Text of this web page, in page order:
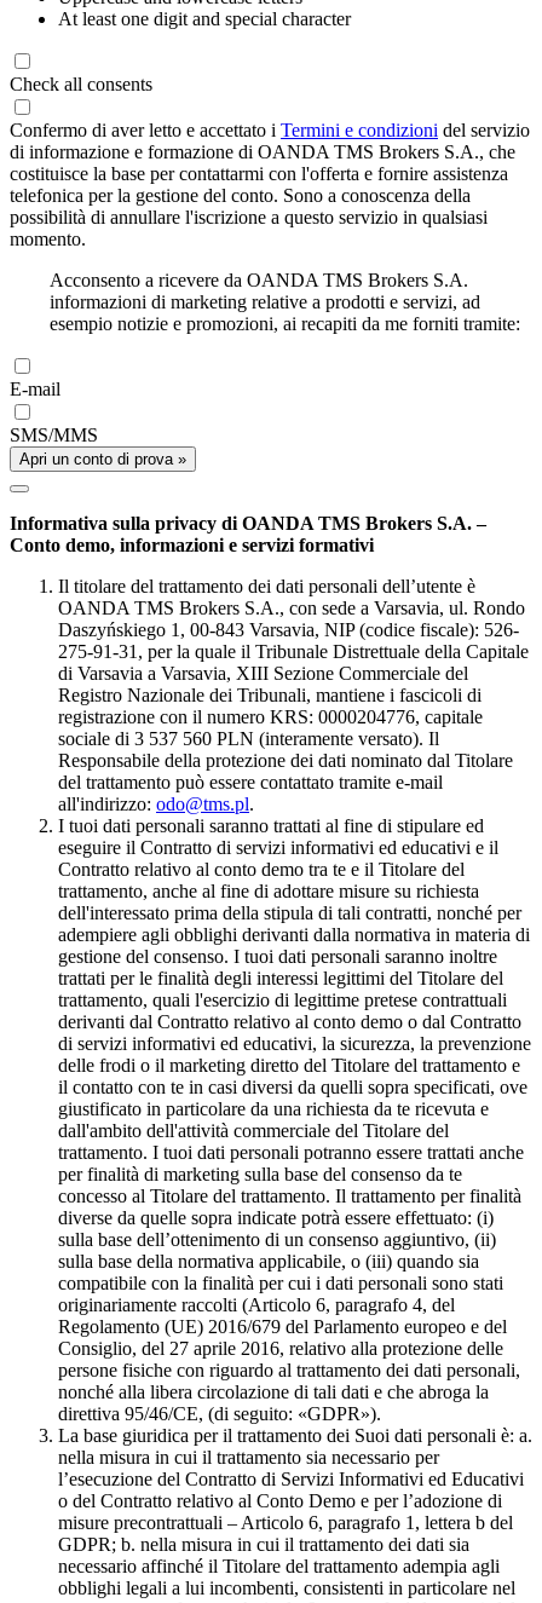
At least one digit and special character
Check all consents
Confermo di aver letto e accettato i Termini e condizioni del servizio
di informazione e formazione di OANDA TMS Brokers S.A., che
costituisce la base per contattarmi con l'offerta e fornire assistenza
telefonica per la gestione del conto. Sono a conoscenza della
possibilità di annullare l'iscrizione a questo servizio in qualsiasi
momento.
Acconsento a ricevere da OANDA TMS Brokers S.A.
informazioni di marketing relative a prodotti e servizi, ad
esempio notizie e promozioni, ai recapiti da me forniti tramite:
E-mail
SMS/MMS
Apri un conto di prova »
Informativa sulla privacy di OANDA TMS Brokers S.A. –
Conto demo, informazioni e servizi formativi
Il titolare del trattamento dei dati personali dell’utente è
OANDA TMS Brokers S.A., con sede a Varsavia, ul. Rondo
Daszyńskiego 1, 00-843 Varsavia, NIP (codice fiscale): 526-
275-91-31, per la quale il Tribunale Distrettuale della Capitale
di Varsavia a Varsavia, XIII Sezione Commerciale del
Registro Nazionale dei Tribunali, mantiene i fascicoli di
registrazione con il numero KRS: 0000204776, capitale
sociale di 3 537 560 PLN (interamente versato). Il
Responsabile della protezione dei dati nominato dal Titolare
del trattamento può essere contattato tramite e-mail
all'indirizzo: odo@tms.pl.
I tuoi dati personali saranno trattati al fine di stipulare ed
eseguire il Contratto di servizi informativi ed educativi e il
Contratto relativo al conto demo tra te e il Titolare del
trattamento, anche al fine di adottare misure su richiesta
dell'interessato prima della stipula di tali contratti, nonché per
adempiere agli obblighi derivanti dalla normativa in materia di
gestione del consenso. I tuoi dati personali saranno inoltre
trattati per le finalità degli interessi legittimi del Titolare del
trattamento, quali l'esercizio di legittime pretese contrattuali
derivanti dal Contratto relativo al conto demo o dal Contratto
di servizi informativi ed educativi, la sicurezza, la prevenzione
delle frodi o il marketing diretto del Titolare del trattamento e
il contatto con te in casi diversi da quelli sopra specificati, ove
giustificato in particolare da una richiesta da te ricevuta e
dall'ambito dell'attività commerciale del Titolare del
trattamento. I tuoi dati personali potranno essere trattati anche
per finalità di marketing sulla base del consenso da te
concesso al Titolare del trattamento. Il trattamento per finalità
diverse da quelle sopra indicate potrà essere effettuato: (i)
sulla base dell’ottenimento di un consenso aggiuntivo, (ii)
sulla base della normativa applicabile, o (iii) quando sia
compatibile con la finalità per cui i dati personali sono stati
originariamente raccolti (Articolo 6, paragrafo 4, del
Regolamento (UE) 2016/679 del Parlamento europeo e del
Consiglio, del 27 aprile 2016, relativo alla protezione delle
persone fisiche con riguardo al trattamento dei dati personali,
nonché alla libera circolazione di tali dati e che abroga la
direttiva 95/46/CE, (di seguito: «GDPR»).
La base giuridica per il trattamento dei Suoi dati personali è: a.
nella misura in cui il trattamento sia necessario per
l’esecuzione del Contratto di Servizi Informativi ed Educativi
o del Contratto relativo al Conto Demo e per l’adozione di
misure precontrattuali – Articolo 6, paragrafo 1, lettera b del
GDPR; b. nella misura in cui il trattamento dei dati sia
necessario affinché il Titolare del trattamento adempia agli
obblighi legali a lui incombenti, consistenti in particolare nel